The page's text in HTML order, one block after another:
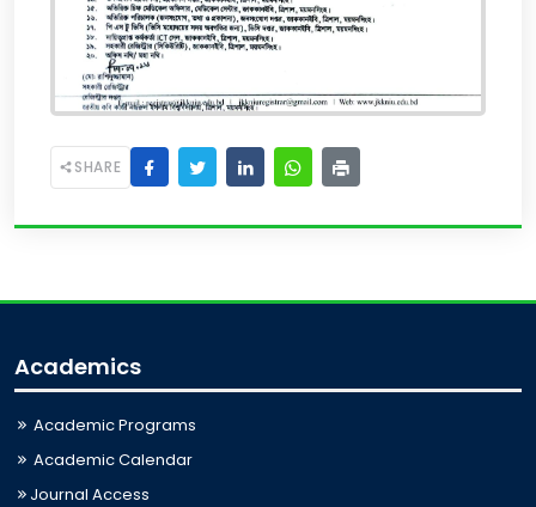
SHARE
Academics
Academic Programs
Academic Calendar
Journal Access